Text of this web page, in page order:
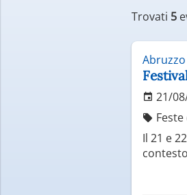
Anche
ama il
Località
la storia
Trovati 5
Abruzzo
21/
Feste
Il 21 e